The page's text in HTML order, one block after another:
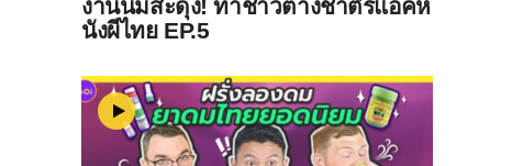
งานนี้มีสะดุ้ง! ท้าชาวต่างชาติรีแอคห
นังผีไทย EP.5